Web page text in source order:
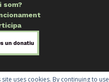
som?
site uses cookies. By continuing to